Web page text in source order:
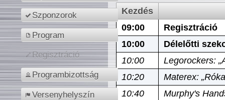
Szponzorok
Program
Regisztráció
Programbizottság
Versenyhelyszín
Kezdés
09:00
Regisztráció
10:00
Délelőtti
10:00
Legorockers:
10:20
Materex:
10:40
Murphy's